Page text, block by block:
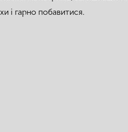
і гарно побавитися.